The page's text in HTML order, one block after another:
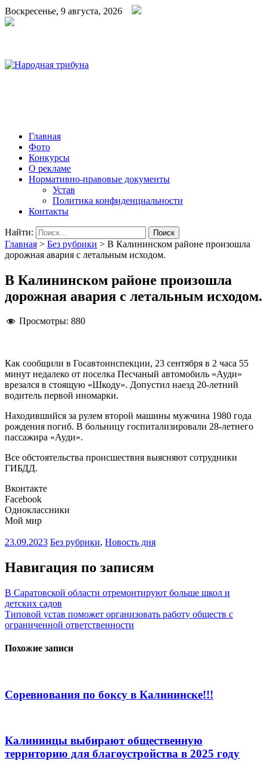
Воскресенье, 9 августа, 2026
Главная
Фото
Конкурсы
О рекламе
Нормативно-правовые документы
Устав
Политика конфиденциальности
Контакты
Найти:
Главная > Без рубрики > В Калининском районе произошла
дорожная авария с летальным исходом.
В Калининском районе произошла
дорожная авария с летальным исходом.
Просмотры: 880
Как сообщили в Госавтоинспекции, 23 сентября в 2 часа 55
минут недалеко от поселка Песчаный автомобиль «Ауди»
врезался в стоящую «Шкоду». Допустил наезд 20-летний
водитель первой иномарки.
Находившийся за рулем второй машины мужчина 1980 года
рождения погиб. В больницу госпитализировали 28-летнего
пассажира «Ауди».
Все обстоятельства происшествия выясняют сотрудники
ГИБДД.
Вконтакте
Facebook
Одноклассники
Мой мир
23.09.2023 Без рубрики, Новость дня
Навигация по записям
В Саратовской области отремонтируют больше школ и
детских садов
Типовой устав поможет организовать работу обществ с
ограниченной ответственности
Похожие записи
Соревнования по боксу в Калининске!!!
Калининцы выбирают общественную
территорию для благоустройства в 2025 году